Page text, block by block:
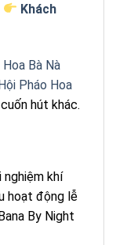
Khách
Bà Nà
Pháo Hoa
hút khác.
nghiệm khí
hoạt động lễ
By Night